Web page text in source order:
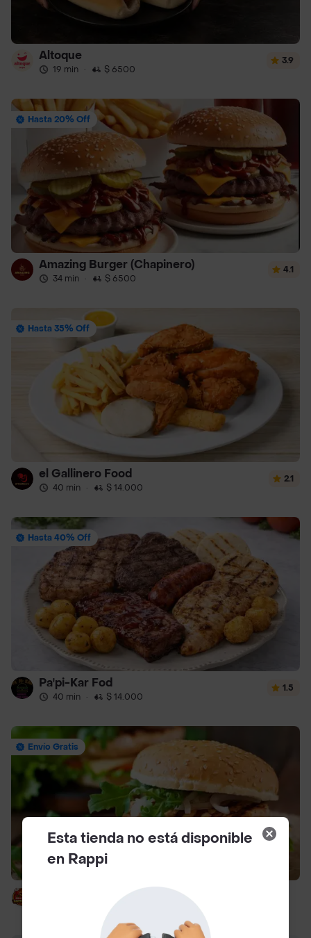
Altoque
19 min · $ 6500
3.9
Hasta 20% Off
Amazing Burger (Chapinero)
34 min · $ 6500
4.1
Hasta 35% Off
el Gallinero Food
40 min · $ 14.000
2.1
Hasta 40% Off
Pa'pi-Kar Fod
40 min · $ 14.000
1.5
Envío Gratis
Solo Combo Burguer Ll
$ 14.000
Esta tienda no está disponible
en Rappi